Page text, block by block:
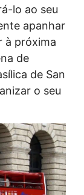
lo ao seu
apanhar
à próxima
de
de San
o seu